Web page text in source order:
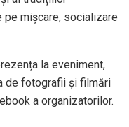
pe mișcare, socializare
la eveniment,
de fotografii și filmări
a organizatorilor.